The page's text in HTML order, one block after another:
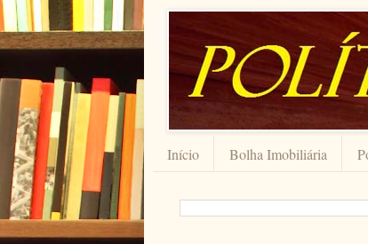
Início Bolha Imobiliária